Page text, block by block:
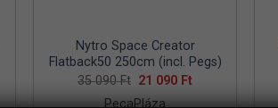
Nytro Space Creator
Flatback50 250cm (incl. Pegs)
35 090Ft Original
21 090 FtCurrent
PecaPláza